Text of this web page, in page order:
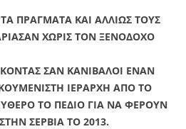
ΠΡΑΓΜΑΤΑ ΚΑΙ ΑΛΛΙΩΣ ΤΟΥΣ
ΧΩΡΙΣ ΤΟΝ ΞΕΝΟΔΟΧΟ
ΣΑΝ ΚΑΝΙΒΑΛΟΙ ΕΝΑΝ
ΙΕΡΑΡΧΗ ΑΠΟ ΤΟ
ΤΟ ΠΕΔΙΟ ΓΙΑ ΝΑ ΦΕΡΟΥΝ
ΣΕΡΒΙΑ ΤΟ 2013.